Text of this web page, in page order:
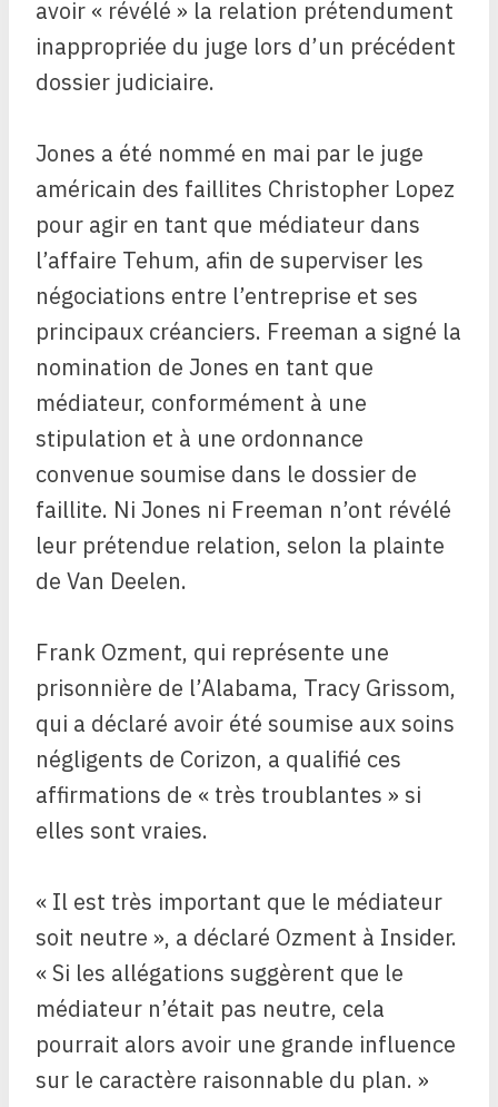
avoir « révélé » la relation prétendument
inappropriée du juge lors d’un précédent
dossier judiciaire.
Jones a été nommé en mai par le juge
américain des faillites Christopher Lopez
pour agir en tant que médiateur dans
l’affaire Tehum, afin de superviser les
négociations entre l’entreprise et ses
principaux créanciers. Freeman a signé la
nomination de Jones en tant que
médiateur, conformément à une
stipulation et à une ordonnance
convenue soumise dans le dossier de
faillite. Ni Jones ni Freeman n’ont révélé
leur prétendue relation, selon la plainte
de Van Deelen.
Frank Ozment, qui représente une
prisonnière de l’Alabama, Tracy Grissom,
qui a déclaré avoir été soumise aux soins
négligents de Corizon, a qualifié ces
affirmations de « très troublantes » si
elles sont vraies.
« Il est très important que le médiateur
soit neutre », a déclaré Ozment à Insider.
« Si les allégations suggèrent que le
médiateur n’était pas neutre, cela
pourrait alors avoir une grande influence
sur le caractère raisonnable du plan. »